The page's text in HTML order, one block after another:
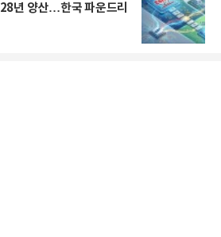
년 양산…한국 파운드리